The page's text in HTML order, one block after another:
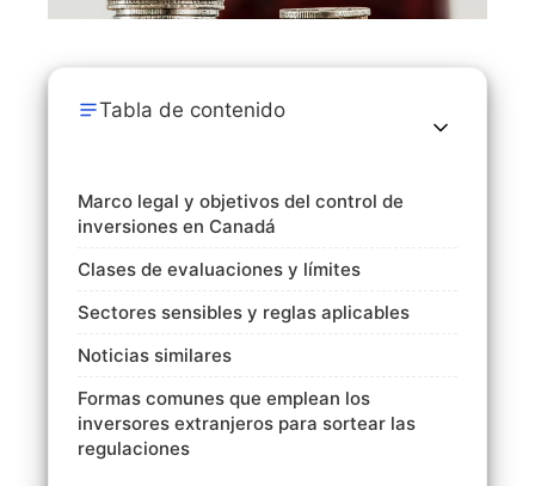
Tabla de contenido
Marco legal y objetivos del control de
inversiones en Canadá
Clases de evaluaciones y límites
Sectores sensibles y reglas aplicables
Noticias similares
Formas comunes que emplean los
inversores extranjeros para sortear las
regulaciones